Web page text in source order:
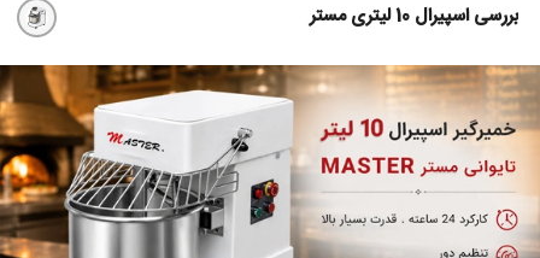
بررسی اسپیرال 10 لیتری مستر